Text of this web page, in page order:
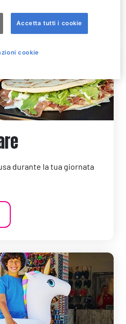
durante la tua giornata
Accetta tutti i cookie
cookie